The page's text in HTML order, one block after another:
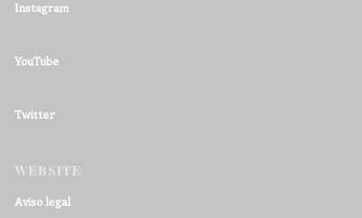
Instagram
YouTube
Twitter
WEBSITE
Aviso legal